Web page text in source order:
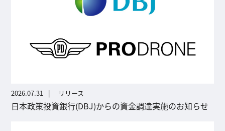
2026.07.31 リリース
日本政策投資銀行(DBJ)からの資金調達実施のお知らせ